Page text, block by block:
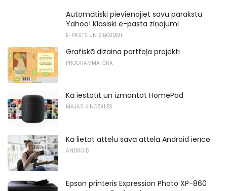
Automātiski pievienojiet savu parakstu
Yahoo! Klasiski e-pasta ziņojumi
E-PASTS UN ZIŅOJUMI
Grafiskā dizaina portfeļa projekti
PROGRAMMATŪRA
Kā iestatīt un izmantot HomePod
MĀJAS KINOZĀLES
Kā lietot attēlu savā attēlā Android ierīcē
ANDROID
Epson printeris Expression Photo XP-860